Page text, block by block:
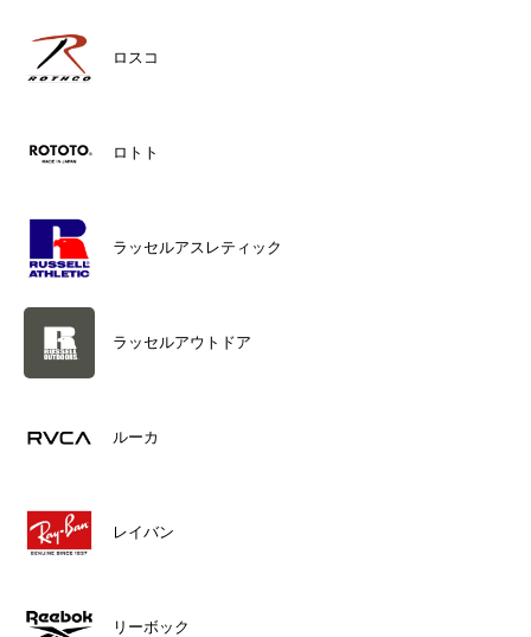
ロスコ
ロトト
ラッセルアスレティック
ラッセルアウトドア
ルーカ
レイバン
リーボック